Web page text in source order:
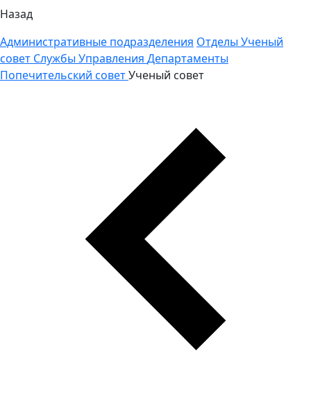
Назад
Административные подразделения Отделы Ученый
совет Службы Управления Департаменты
Попечительский советУченый совет